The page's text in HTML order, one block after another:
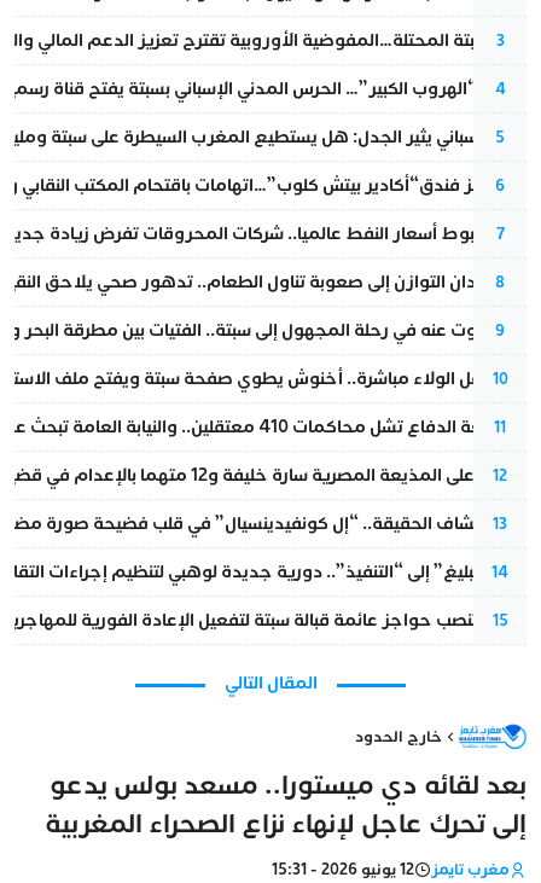
3
أزمة سبتة المحتلة…المفوضية الأوروبية تقترح تعزيز الدعم المالي
4
عملية “الهروب الكبير”… الحرس المدني الإسباني بسبتة يفتح قناة
5
تقرير إسباني يثير الجدل: هل يستطيع المغرب السيطرة على سبتة
6
أزمة تهز فندق“أكادير بيتش كلوب”…اتهامات باقتحام المكتب النقابي
7
رغم هبوط أسعار النفط عالميا.. شركات المحروقات تفرض زيادة
8
من فقدان التوازن إلى صعوبة تناول الطعام.. تدهور صحي يلاحق النقيب
9
المسكوت عنه في رحلة المجهول إلى سبتة.. الفتيات بين مطرقة البحر
10
بعد حفل الولاء مباشرة.. أخنوش يطوي صفحة سبتة ويفتح ملف
11
مقاطعة الدفاع تشل محاكمات 410 معتقلين.. والنيابة العامة تبحث عن حل قانوني
12
الحكم على المذيعة المصرية سارة خليفة و12 متهما بالإعدام في قضية هزت بلاد الفراعنة
13
بعد انكشاف الحقيقة.. “إل كونفيدينسيال” في قلب فضيحة صورة
14
من “التبليغ” إلى “التنفيذ”.. دورية جديدة لوهبي لتنظيم إجراءات
15
إسبانيا تنصب حواجز عائمة قبالة سبتة لتفعيل الإعادة الفورية للمهاجرين
المقال التالي
خارج الحدود
بعد لقائه دي ميستورا.. مسعد بولس يدعو
إلى تحرك عاجل لإنهاء نزاع الصحراء المغربية
مغرب تايمز 12 يونيو 2026 - 15:31